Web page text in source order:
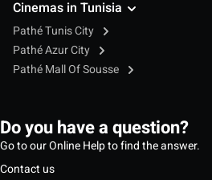
Cinemas in Tunisia
Pathé Tunis City
Pathé Azur City
Pathé Mall Of Sousse
Do you have a question?
Go to our Online Help to find the answer.
Contact us